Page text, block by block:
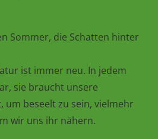
Sommer, die Schatten hinter
ist immer neu. In jedem
sie braucht unsere
um beseelt zu sein, vielmehr
wir uns ihr nähern.